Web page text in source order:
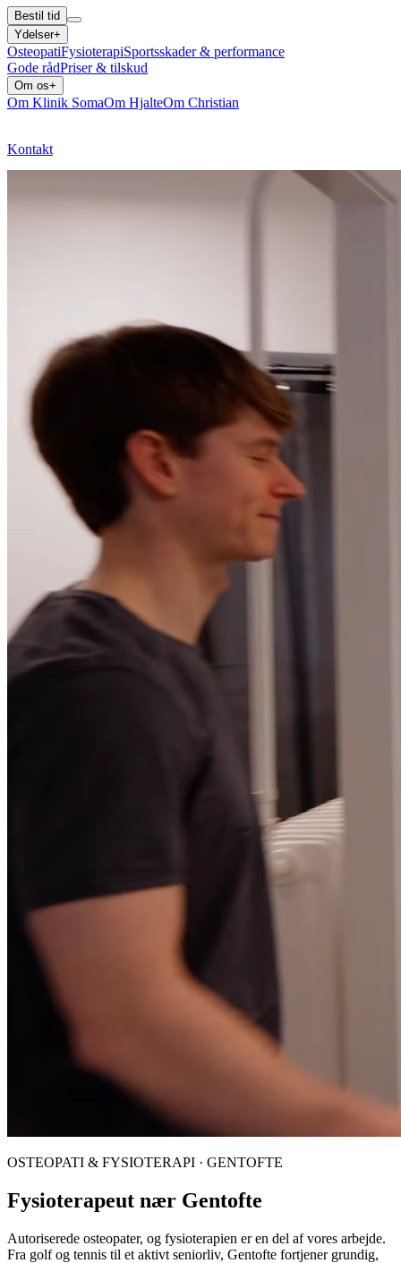
Bestil tid
Ydelser+
OsteopatiFysioterapiSportsskader & performance
Gode rådPriser & tilskud
Om os+
Om Klinik SomaOm HjalteOm Christian
Kontakt
OSTEOPATI & FYSIOTERAPI · GENTOFTE
Fysioterapeut nær Gentofte
Autoriserede osteopater, og fysioterapien er en del af vores arbejde.
Fra golf og tennis til et aktivt seniorliv, Gentofte fortjener grundig,